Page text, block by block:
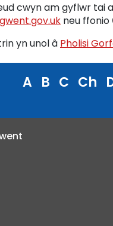
cwyn am gyflwr
neu ffonio
yn unol â Pholisi
A B C Ch